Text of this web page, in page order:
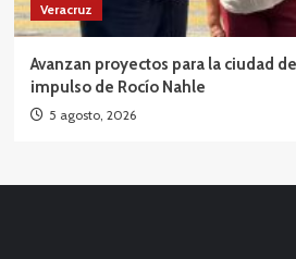
Veracruz
Avanzan proyectos para la ciudad
impulso de Rocío Nahle
5 agosto, 2026